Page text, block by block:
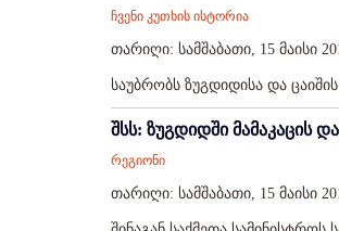
ჩვენი კუთხის ისტორია
თარიღი: სამშაბათი, 15 მაისი
საუბრობს ზუგდიდისა და
შსს: ზუგდიდში მამაკაცის
რეგიონი
თარიღი: სამშაბათი, 15 მაისი